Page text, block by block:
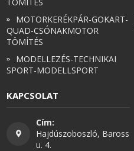
MOTORKERÉKPÁR-GOKART-
QUAD-CSÓNAKMOTOR
TÖMÍTÉS
MODELLEZÉS-TECHNIKAI
SPORT-MODELLSPORT
KAPCSOLAT
Cím:
Hajdúszoboszló, Baross
u. 4.